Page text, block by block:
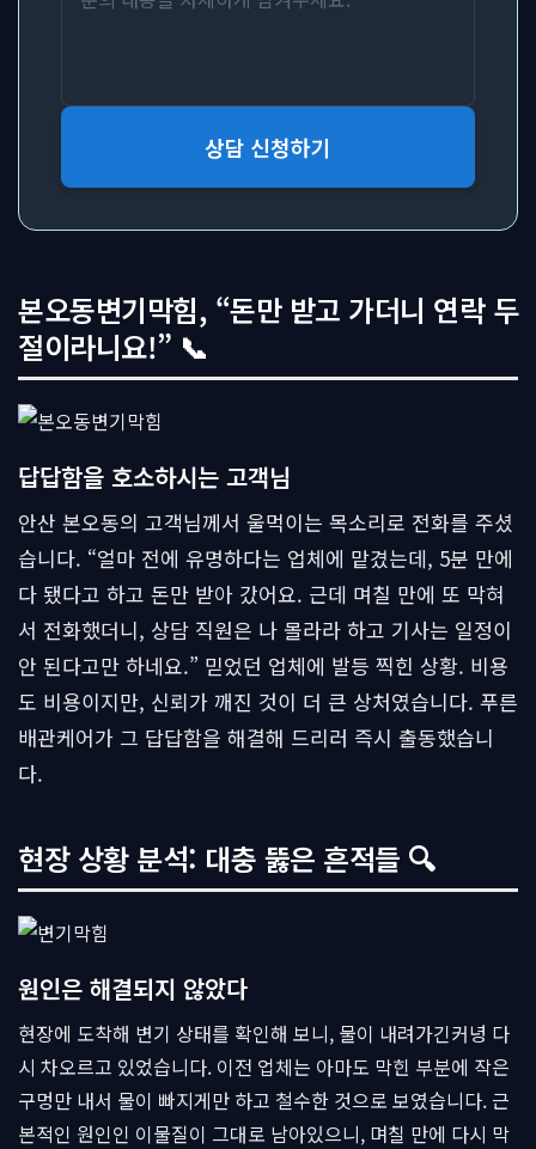
상담 신청하기
본오동변기막힘, “돈만 받고 가더니 연락 두
절이라니요!” 📞
답답함을 호소하시는 고객님
안산 본오동의 고객님께서 울먹이는 목소리로 전화를 주셨
습니다. “얼마 전에 유명하다는 업체에 맡겼는데, 5분 만에
다 됐다고 하고 돈만 받아 갔어요. 근데 며칠 만에 또 막혀
서 전화했더니, 상담 직원은 나 몰라라 하고 기사는 일정이
안 된다고만 하네요.” 믿었던 업체에 발등 찍힌 상황. 비용
도 비용이지만, 신뢰가 깨진 것이 더 큰 상처였습니다. 푸른
배관케어가 그 답답함을 해결해 드리러 즉시 출동했습니
다.
현장 상황 분석: 대충 뚫은 흔적들 🔍
원인은 해결되지 않았다
현장에 도착해 변기 상태를 확인해 보니, 물이 내려가긴커녕 다
시 차오르고 있었습니다. 이전 업체는 아마도 막힌 부분에 작은
구멍만 내서 물이 빠지게만 하고 철수한 것으로 보였습니다. 근
본적인 원인인 이물질이 그대로 남아있으니, 며칠 만에 다시 막